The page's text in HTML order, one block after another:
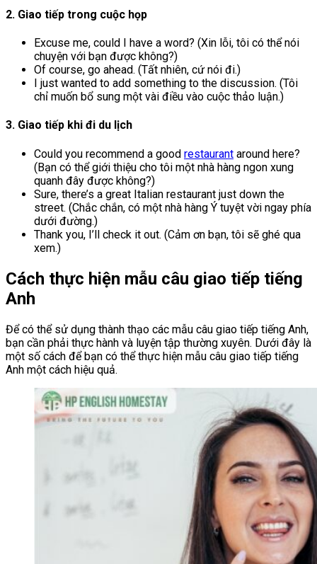
2. Giao tiếp trong cuộc họp
Excuse me, could I have a word? (Xin lỗi, tôi có thể nói
chuyện với bạn được không?)
Of course, go ahead. (Tất nhiên, cứ nói đi.)
I just wanted to add something to the discussion. (Tôi
chỉ muốn bổ sung một vài điều vào cuộc thảo luận.)
3. Giao tiếp khi đi du lịch
Could you recommend a good restaurant around here?
(Bạn có thể giới thiệu cho tôi một nhà hàng ngon xung
quanh đây được không?)
Sure, there’s a great Italian restaurant just down the
street. (Chắc chắn, có một nhà hàng Ý tuyệt vời ngay phía
dưới đường.)
Thank you, I’ll check it out. (Cảm ơn bạn, tôi sẽ ghé qua
xem.)
Cách thực hiện mẫu câu giao tiếp tiếng
Anh
Để có thể sử dụng thành thạo các mẫu câu giao tiếp tiếng Anh,
bạn cần phải thực hành và luyện tập thường xuyên. Dưới đây là
một số cách để bạn có thể thực hiện mẫu câu giao tiếp tiếng
Anh một cách hiệu quả.